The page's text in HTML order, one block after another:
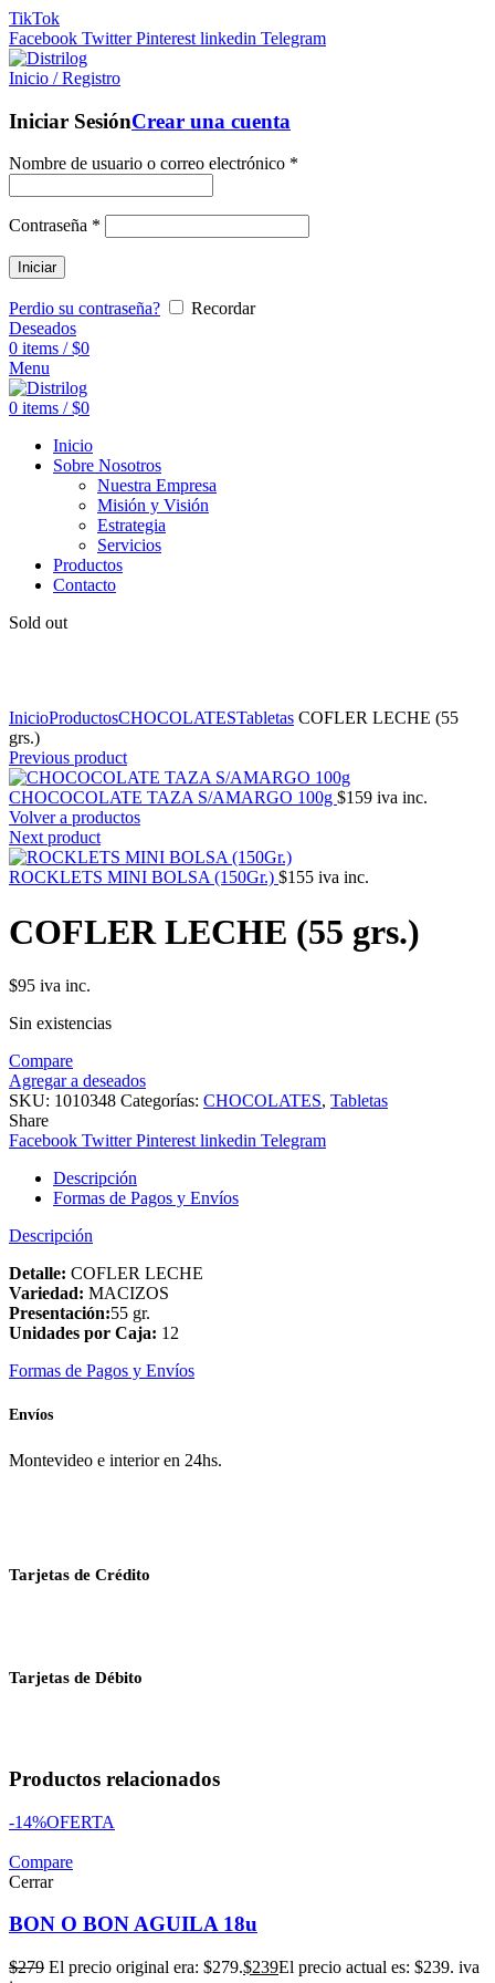
TikTok
Facebook Twitter Pinterest linkedin Telegram
Inicio / Registro
Iniciar SesiónCrear una cuenta
Nombre de usuario o correo electrónico *
Contraseña *
Iniciar
Perdio su contraseña?
Recordar
Deseados
0 items / $0
Menu
0 items / $0
Inicio
Sobre Nosotros
Nuestra Empresa
Misión y Visión
Estrategia
Servicios
Productos
Contacto
Sold out
InicioProductosCHOCOLATESTabletas COFLER LECHE (55
grs.)
Previous product
CHOCOCOLATE TAZA S/AMARGO 100g $159 iva inc.
Volver a productos
Next product
ROCKLETS MINI BOLSA (150Gr.) $155 iva inc.
COFLER LECHE (55 grs.)
$95 iva inc.
Sin existencias
Compare
Agregar a deseados
SKU: 1010348 Categorías: CHOCOLATES, Tabletas
Share
Facebook Twitter Pinterest linkedin Telegram
Descripción
Formas de Pagos y Envíos
Descripción
Detalle: COFLER LECHE
Variedad: MACIZOS
Presentación:55 gr.
Unidades por Caja: 12
Formas de Pagos y Envíos
Envíos
Montevideo e interior en 24hs.
Tarjetas de Crédito
Tarjetas de Débito
Productos relacionados
-14%OFERTA
Compare
Cerrar
BON O BON AGUILA 18u
$279 El precio original era: $279.$239El precio actual es: $239. iva